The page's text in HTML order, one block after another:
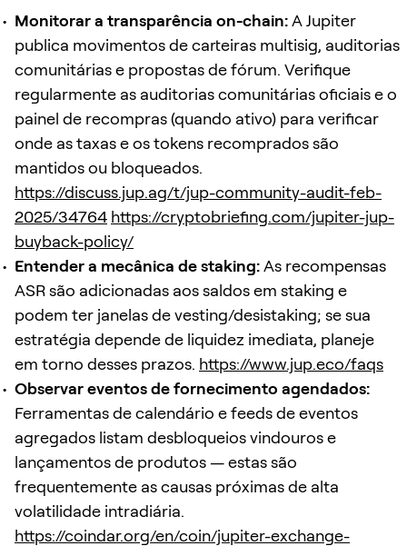
Monitorar a transparência on-chain:A Jupiter
publica movimentos de carteiras multisig, auditorias
comunitárias e propostas de fórum. Verifique
regularmente as auditorias comunitárias oficiais e o
painel de recompras (quando ativo) para verificar
onde as taxas e os tokens recomprados são
mantidos ou bloqueados.
https://discuss.jup.ag/t/jup-community-audit-feb-
2025/34764 https://cryptobriefing.com/jupiter-jup-
buyback-policy/
Entender a mecânica de staking:As recompensas
ASR são adicionadas aos saldos em staking e
podem ter janelas de vesting/desistaking; se sua
estratégia depende de liquidez imediata, planeje
em torno desses prazos. https://www.jup.eco/faqs
Observar eventos de fornecimento agendados:
Ferramentas de calendário e feeds de eventos
agregados listam desbloqueios vindouros e
lançamentos de produtos — estas são
frequentemente as causas próximas de alta
volatilidade intradiária.
https://coindar.org/en/coin/jupiter-exchange-